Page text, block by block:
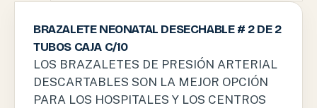
BRAZALETE NEONATAL DESECHABLE # 2 DE 2
TUBOS CAJA C/10
LOS BRAZALETES DE PRESIÓN ARTERIAL
DESCARTABLES SON LA MEJOR OPCIÓN
PARA LOS HOSPITALES Y LOS CENTROS